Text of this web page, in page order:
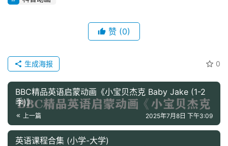
国
学
启
蒙
儿
童
赞 (0)
0
生成海报
BBC精品英语启蒙动画《小宝贝杰克 Baby Jake (1-2
季)》
上一篇 2025年7月8日 下午3:09
英语课程合集 (小学-大学)